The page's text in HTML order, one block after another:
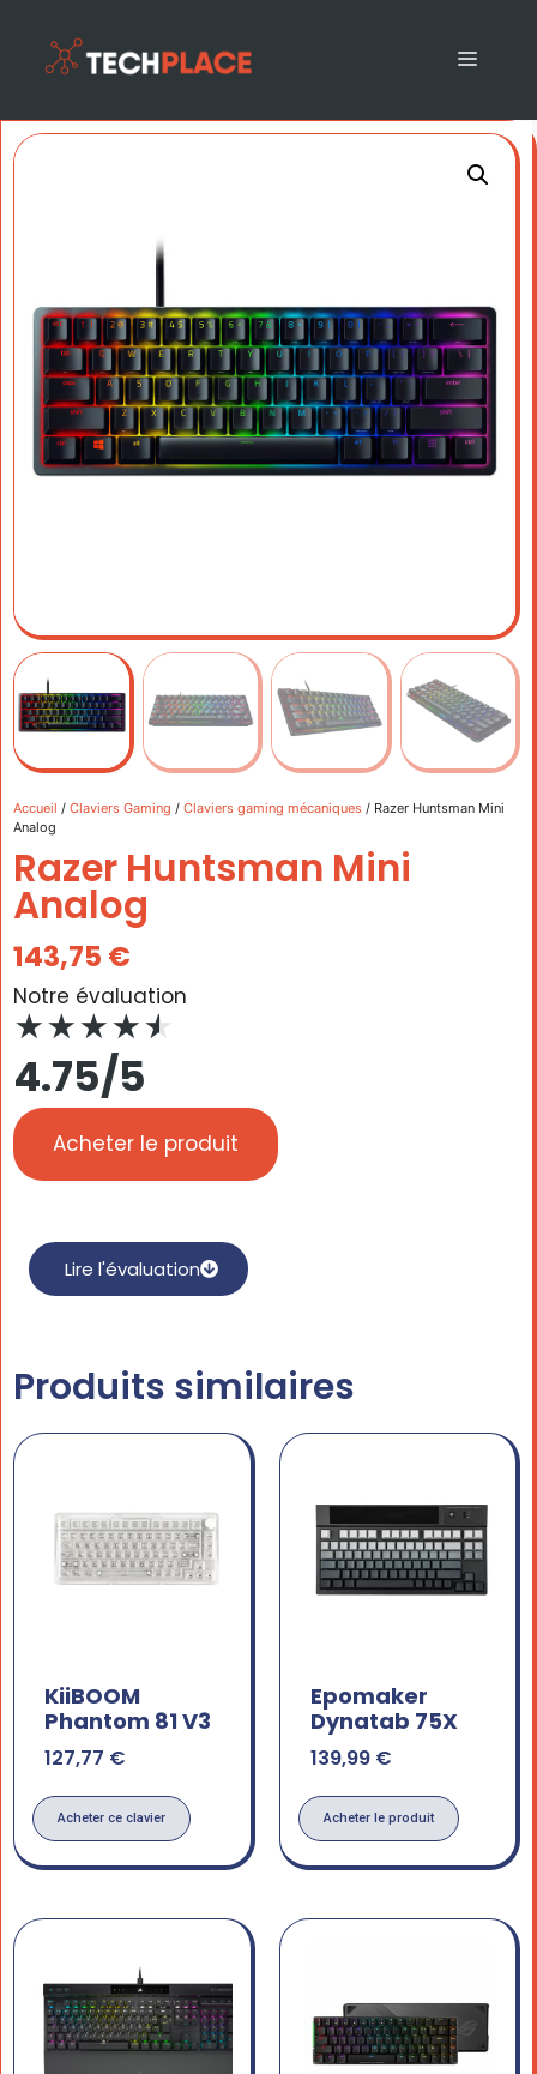
Accueil / Claviers Gaming / Claviers gaming mécaniques / Razer Huntsman Mini
Analog
Razer Huntsman Mini
Analog
143,75 €
Notre évaluation
★★★★★
4.75/5
Acheter le produit
Lire l'évaluation
Produits similaires
KiiBOOM
Phantom 81 V3
127,77 €
Acheter ce clavier
Epomaker
Dynatab 75X
139,99 €
Acheter le produit